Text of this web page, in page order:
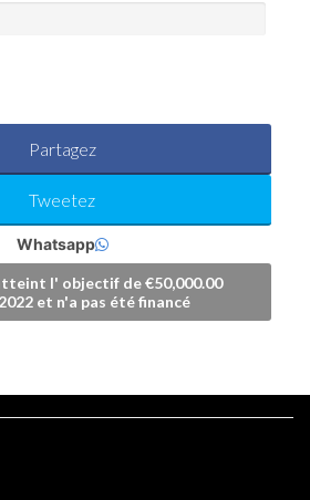
Partagez
Tweetez
Whatsapp
l' objectif de €50,000.00
et n'a pas été financé